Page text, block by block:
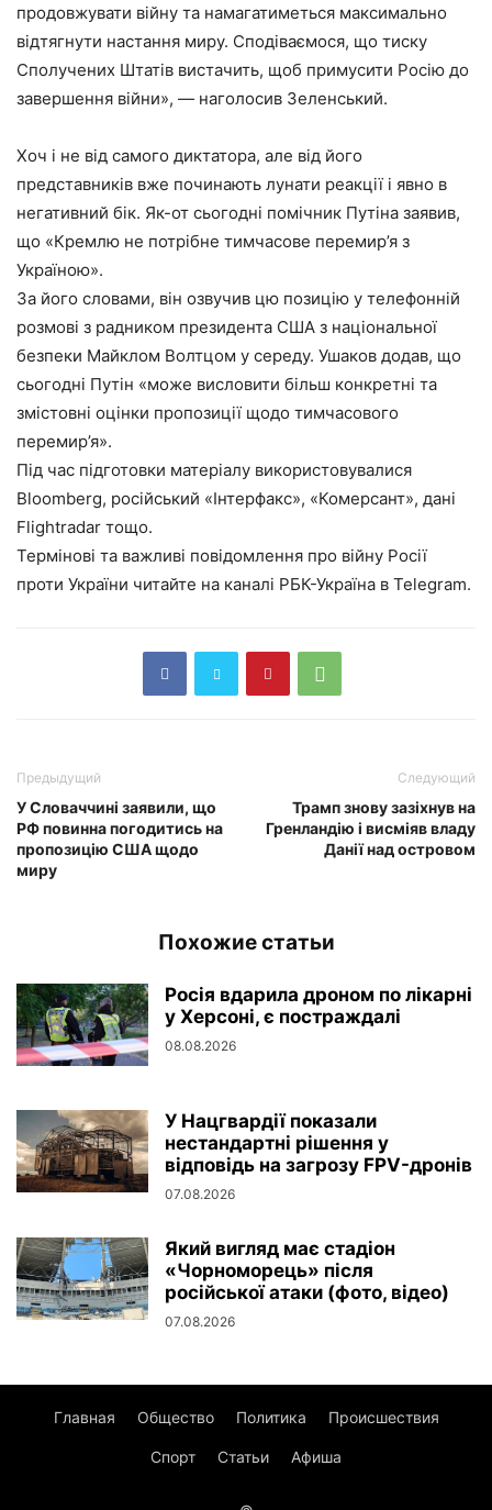
продовжувати війну та намагатиметься максимально
відтягнути настання миру. Сподіваємося, що тиску
Сполучених Штатів вистачить, щоб примусити Росію до
завершення війни», — наголосив Зеленський.
Хоч і не від самого диктатора, але від його
представників вже починають лунати реакції і явно в
негативний бік. Як-от сьогодні помічник Путіна заявив,
що «Кремлю не потрібне тимчасове перемир’я з
Україною».
За його словами, він озвучив цю позицію у телефонній
розмові з радником президента США з національної
безпеки Майклом Волтцом у середу. Ушаков додав, що
сьогодні Путін «може висловити більш конкретні та
змістовні оцінки пропозиції щодо тимчасового
перемир’я».
Під час підготовки матеріалу використовувалися
Bloomberg, російський «Інтерфакс», «Комерсант», дані
Flightradar тощо.
Термінові та важливі повідомлення про війну Росії
проти України читайте на каналі РБК-Україна в Telegram.
Предыдущий
У Словаччині заявили, що
РФ повинна погодитись на
пропозицію США щодо
миру
Следующий
Трамп знову зазіхнув на
Гренландію і висміяв владу
Данії над островом
Похожие статьи
Росія вдарила дроном по лікарні
у Херсоні, є постраждалі
08.08.2026
У Нацгвардії показали
нестандартні рішення у
відповідь на загрозу FPV-дронів
07.08.2026
Який вигляд має стадіон
«Чорноморець» після
російської атаки (фото, відео)
07.08.2026
Главная Общество Политика Происшествия
Спорт Статьи Афиша